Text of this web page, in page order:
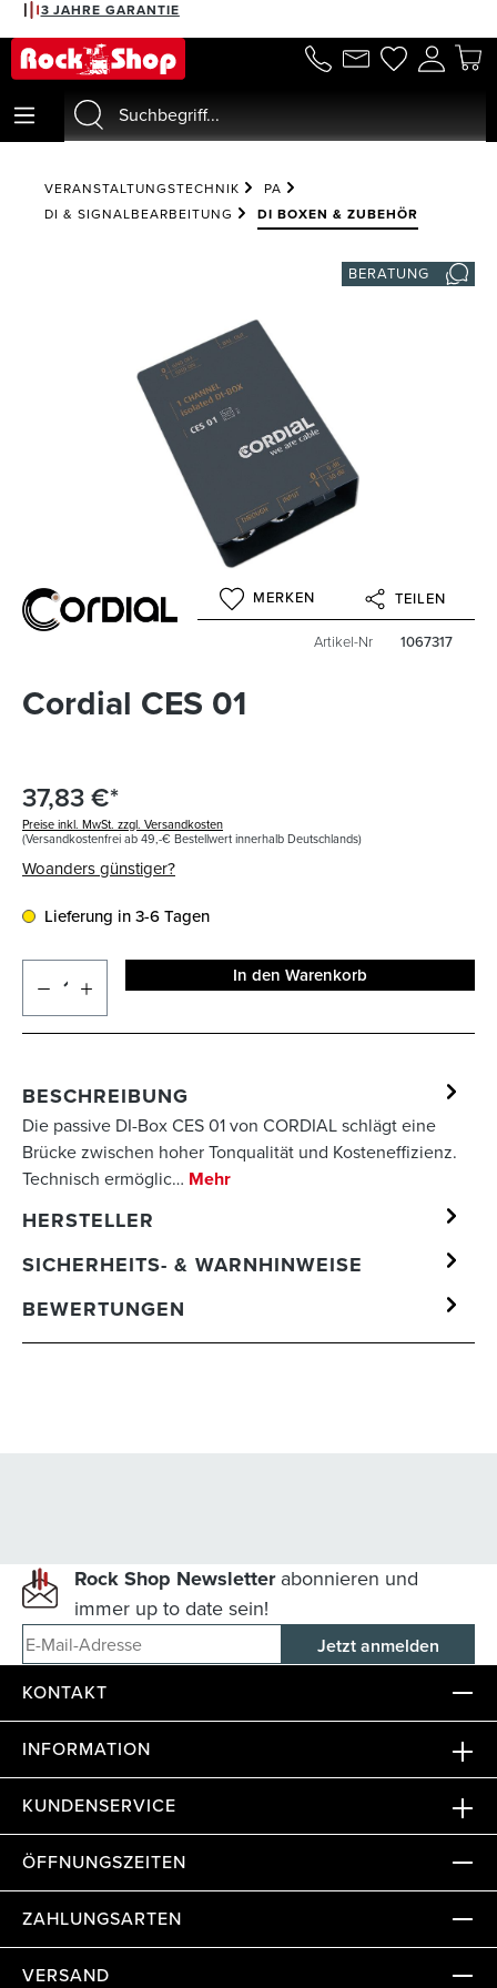
springen
3 JAHRE GARANTIE
VERANSTALTUNGSTECHNIK
PA
DI & SIGNALBEARBEITUNG
DI BOXEN & ZUBEHÖR
BERATUNG
MERKEN TEILEN
Artikel-Nr 1067317
Cordial CES 01
37,83 €*
Preise inkl. MwSt. zzgl. Versandkosten
(Versandkostenfrei ab 49,-€ Bestellwert innerhalb Deutschlands)
Woanders günstiger?
Lieferung in 3-6 Tagen
In den Warenkorb
BESCHREIBUNG
Die passive DI-Box CES 01 von CORDIAL schlägt eine
Brücke zwischen hoher Tonqualität und Kosteneffizienz.
Technisch ermöglic… Mehr
HERSTELLER
SICHERHEITS- & WARNHINWEISE
BEWERTUNGEN
Rock Shop Newsletterabonnieren und
immer up to date sein!
E-Mail-Adresse
KONTAKT
INFORMATION
KUNDENSERVICE
ÖFFNUNGSZEITEN
ZAHLUNGSARTEN
VERSAND